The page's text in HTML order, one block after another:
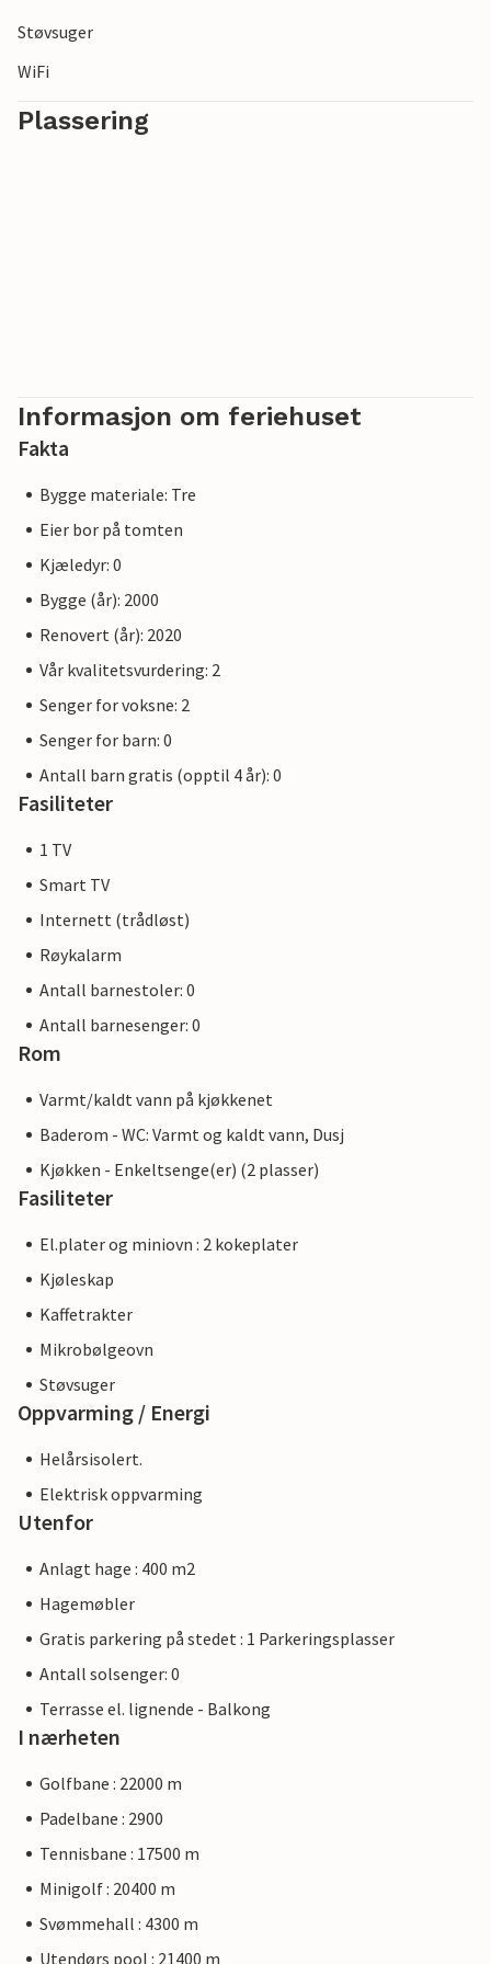
Støvsuger
WiFi
Plassering
Informasjon om feriehuset
Fakta
Bygge materiale: Tre
Eier bor på tomten
Kjæledyr: 0
Bygge (år): 2000
Renovert (år): 2020
Vår kvalitetsvurdering: 2
Senger for voksne: 2
Senger for barn: 0
Antall barn gratis (opptil 4 år): 0
Fasiliteter
1 TV
Smart TV
Internett (trådløst)
Røykalarm
Antall barnestoler: 0
Antall barnesenger: 0
Rom
Varmt/kaldt vann på kjøkkenet
Baderom - WC: Varmt og kaldt vann, Dusj
Kjøkken - Enkeltsenge(er) (2 plasser)
Fasiliteter
El.plater og miniovn : 2 kokeplater
Kjøleskap
Kaffetrakter
Mikrobølgeovn
Støvsuger
Oppvarming / Energi
Helårsisolert.
Elektrisk oppvarming
Utenfor
Anlagt hage : 400 m2
Hagemøbler
Gratis parkering på stedet : 1 Parkeringsplasser
Antall solsenger: 0
Terrasse el. lignende - Balkong
I nærheten
Golfbane : 22000 m
Padelbane : 2900
Tennisbane : 17500 m
Minigolf : 20400 m
Svømmehall : 4300 m
Utendørs pool : 21400 m